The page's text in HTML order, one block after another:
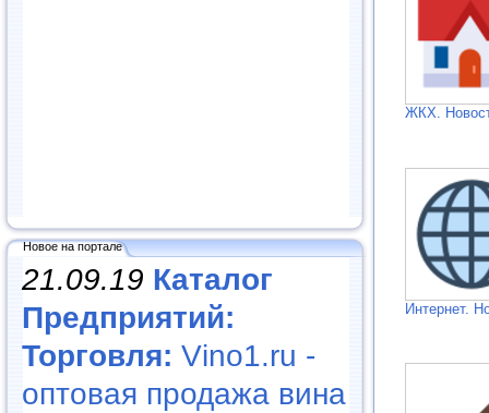
Новое на портале
21.09.19 Каталог
Предприятий:
Торговля: Vino1.ru -
оптовая продажа вина
ЖКХ.
Интернет.